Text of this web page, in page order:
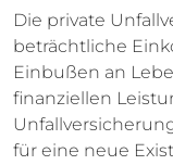
Die private
beträchtliche
Einbußen an
finanziellen
für eine neue